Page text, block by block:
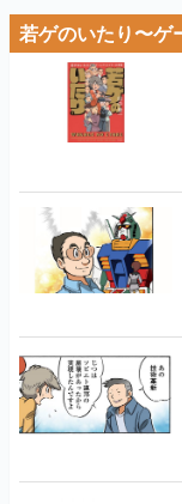
若ゲのいたり〜ゲ